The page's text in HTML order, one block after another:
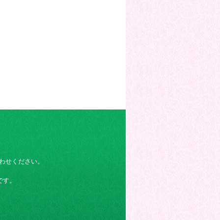
せください。
。